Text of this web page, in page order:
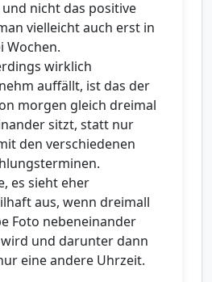
nicht das positive
vielleicht auch erst in
Wochen.
wirklich
auffällt, ist das der
morgen gleich dreimal
sitzt, statt nur
den verschiedenen
es sieht eher
aus, wenn dreimall
Foto nebeneinander
und darunter dann
eine andere Uhrzeit.